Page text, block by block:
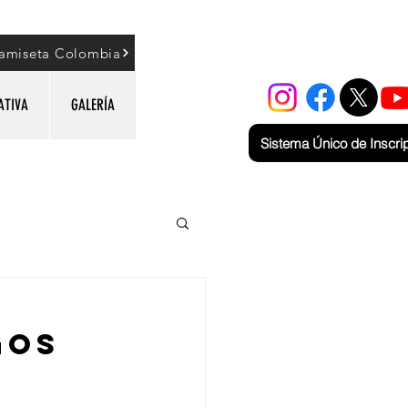
Colombia
GALERÍA
Sistema Único de